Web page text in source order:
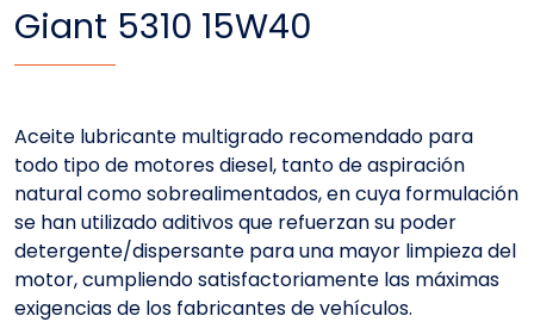
Giant 5310 15W40
Aceite lubricante multigrado recomendado para
todo tipo de motores diesel, tanto de aspiración
natural como sobrealimentados, en cuya formulación
se han utilizado aditivos que refuerzan su poder
detergente/dispersante para una mayor limpieza del
motor, cumpliendo satisfactoriamente las máximas
exigencias de los fabricantes de vehículos.